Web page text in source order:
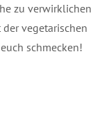
zu verwirklichen
vegetarischen
schmecken!